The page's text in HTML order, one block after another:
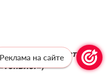
участник
Реклама на сайте